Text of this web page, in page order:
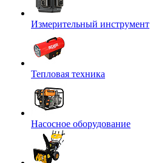
Измерительный инструмент
Тепловая техника
Насосное оборудование